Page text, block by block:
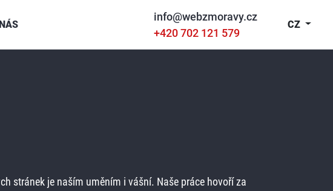
info@webzmoravy.cz
+420 702 121 579
CZ
stránek je naším uměním i vášní. Naše práce hovoří za